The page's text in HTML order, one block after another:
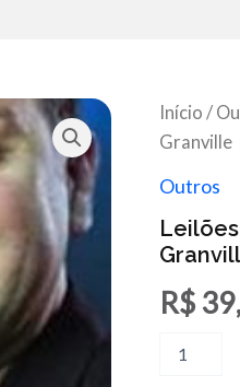
Início /
Granville
Outros
R$